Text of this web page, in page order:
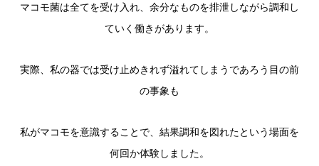
マコモ菌は全てを受け入れ、余分なものを排泄しながら調和し
ていく働きがあります。
実際、私の器では受け止めきれず溢れてしまうであろう目の前
の事象も
私がマコモを意識することで、結果調和を図れたという場面を
何回か体験しました。